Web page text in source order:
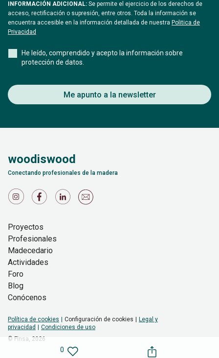
0
INFORMACIÓN ADICIONAL: Se permite el ejercicio de los derechos de
acceso, rectificación o supresión, entre otros. Toda la información se
encuentra accesible en la información detallada de nuestra Politica de
Privacidad
He leído, comprendido y acepto la información sobre
protección de datos.
Me apunto a la newsletter
woodiswood
Conectando profesionales de la madera
Proyectos
Profesionales
Madecedario
Actividades
Foro
Blog
Conócenos
Política de cookies Configuración de cookies
Legal y
privacidad
Condiciones de uso
© Finsa, 2026